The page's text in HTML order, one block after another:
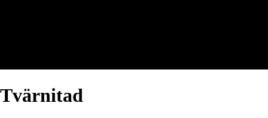
Tvärnitad